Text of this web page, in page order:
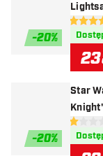
-20%
do
3.7
-20%
Star
- Lotki
1